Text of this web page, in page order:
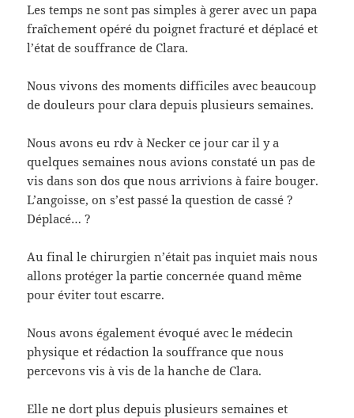
Les temps ne sont pas simples à gerer avec un papa
fraîchement opéré du poignet fracturé et déplacé et
l’état de souffrance de Clara.
Nousvivons des moments difficiles avec beaucoup
de douleurs pour clara depuis plusieurs semaines.
Nous avons eu rdv à Necker ce jour car il y a
quelques semaines nous avions constaté un pas de
vis dans son dos que nous arrivions à faire bouger.
L’angoisse, on s’est passé la question de cassé ?
Déplacé… ?
Au final le chirurgien n’était pas inquiet mais nous
allons protéger la partie concernée quand même
pour éviter tout escarre.
Nous avons également évoqué avec le médecin
physique et rédaction la souffrance que nous
percevons vis à vis de la hanche de Clara.
Elle ne dort plus depuis plusieurs semaines et